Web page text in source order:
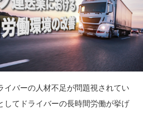
イバーの人材不足が問題視されてい
してドライバーの長時間労働が挙げ